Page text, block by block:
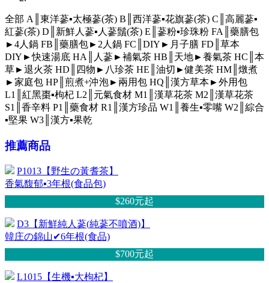
全部 A║東洋蔘▪太極蔘(茶) B║西洋蔘▪花旗蔘(茶) C║高麗蔘▪
紅蔘(茶) D║新鮮人蔘▪人蔘鬚(茶) E║蔘粉▪珍珠粉 FA║藥膳包
►4人鍋 FB║藥膳包►2人鍋 FC║DIY►月子膳 FD║草本
DIY►快速湯底 HA║人蔘►補氣茶 HB║天地►養氣茶 HC║本
草►退火茶 HD║四物►八珍茶 HE║油切►健美茶 HM║燉煮
►家庭包 HP║煎煮+沖泡►兩用包 HQ║漢方草本►外用包
L1║紅黑棗▪枸杞 L2║元氣食材 M1║漢草花茶 M2║漢草花茶
S1║香辛料 P1║藥食材 R1║漢方珍品 W1║養生▪零嘴 W2║綜合
▪堅果 W3║漢方▪果乾
推薦商品
P1013【野生の黃耆茶】
香氣馥郁▪3年根(食品包)
$260元起
D3【新鮮純人蔘(純蔘不噴酒)】
韓庄の錦山✔6年根(食品)
$700元起
L1015【生機▪大枸杞】